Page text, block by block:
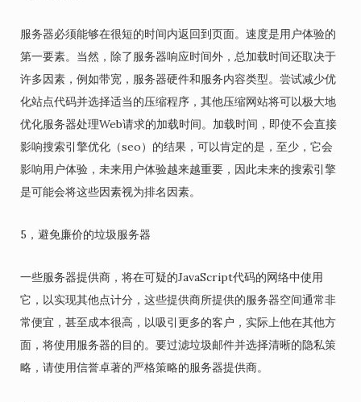
服务器必须能够在很短的时间内返回到页面。速度是用户体验的
第一要素。当然，除了服务器响应时间外，总加载时间还取决于
许多因素，例如带宽，服务器硬件和服务内容类型。尝试减少优
化站点代码并选择适当的压缩程序，其他压缩网站将可以极大地
优化服务器处理Web请求的加载时间。加载时间，即使不会直接
影响搜索引擎优化（seo）的结果，可以肯定的是，至少，它会
影响用户体验，未来用户体验越来越重要，因此未来的搜索引擎
是可能会将这些因素视为排名因素。
5，避免廉价的垃圾服务器
一些服务器提供商，将在可疑的JavaScript代码的网络中使用
它，以实现其他点计分，这些提供商所提供的服务器空间通常非
常便宜，甚至成本很高，以吸引更多的客户，实际上他在其他方
面，将使用服务器的目的。要过滤垃圾邮件并选择清晰的隐私策
略，请使用信誉卓著的严格策略的服务器提供商。